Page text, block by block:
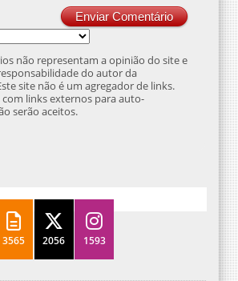
Enviar Comentário
não representam a opinião do site e
do autor da
site não é um agregador de links.
links externos para auto-
serão aceitos.
3565 2056 1593